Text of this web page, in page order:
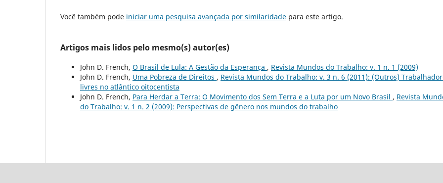
Você também pode iniciar uma pesquisa avançada por similaridade para este artigo.
Artigos mais lidos pelo mesmo(s) autor(es)
John D. French, O Brasil de Lula: A Gestão da Esperança , Revista Mundos do Trabalho: v. 1 n. 1 (2009)
John D. French, Uma Pobreza de Direitos , Revista Mundos do Trabalho: v. 3 n. 6 (2011): (Outros)
livres no atlântico oitocentista
John D. French, Para Herdar a Terra: O Movimento dos Sem Terra e a Luta por um Novo Brasil , Revista
do Trabalho: v. 1 n. 2 (2009): Perspectivas de gênero nos mundos do trabalho